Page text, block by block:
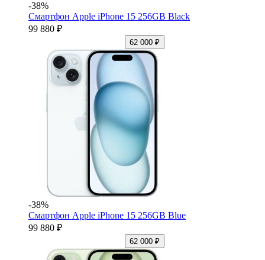
-38%
Смартфон Apple iPhone 15 256GB Black
99 880 ₽
62 000 ₽
-38%
Смартфон Apple iPhone 15 256GB Blue
99 880 ₽
62 000 ₽